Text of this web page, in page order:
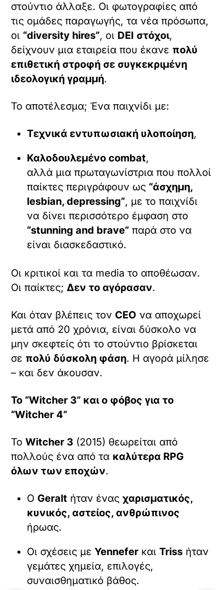
στούντιο άλλαξε. Οι φωτογραφίες από
τις ομάδες παραγωγής, τα νέα πρόσωπα,
οι “diversity hires”, οι DEI στόχοι,
δείχνουν μια εταιρεία που έκανε πολύ
επιθετική στροφή σε συγκεκριμένη
ιδεολογική γραμμή.
Το αποτέλεσμα; Ένα παιχνίδι με:
Τεχνικά εντυπωσιακή υλοποίηση,
Καλοδουλεμένο combat,
αλλά μια πρωταγωνίστρια που πολλοί
παίκτες περιγράφουν ως “άσχημη,
lesbian, depressing”, με το παιχνίδι
να δίνει περισσότερο έμφαση στο
“stunning and brave” παρά στο να
είναι διασκεδαστικό.
Οι κριτικοί και τα media το αποθέωσαν.
Οι παίκτες;Δεν το αγόρασαν.
Και όταν βλέπεις τον CEO να αποχωρεί
μετά από 20 χρόνια, είναι δύσκολο να
μην σκεφτείς ότι το στούντιο βρίσκεται
σε πολύ δύσκολη φάση. Η αγορά μίλησε
– και δεν άκουσαν.
Το “Witcher 3” και ο φόβος για το
“Witcher 4”
ΤοWitcher 3 (2015) θεωρείται από
πολλούς ένα από τα καλύτερα RPG
όλων των εποχών.
Ο Geralt ήταν έναςχαρισματικός,
κυνικός, αστείος, ανθρώπινος
ήρωας.
Οι σχέσεις μεYennefer καιTriss ήταν
γεμάτες χημεία, επιλογές,
συναισθηματικό βάθος.